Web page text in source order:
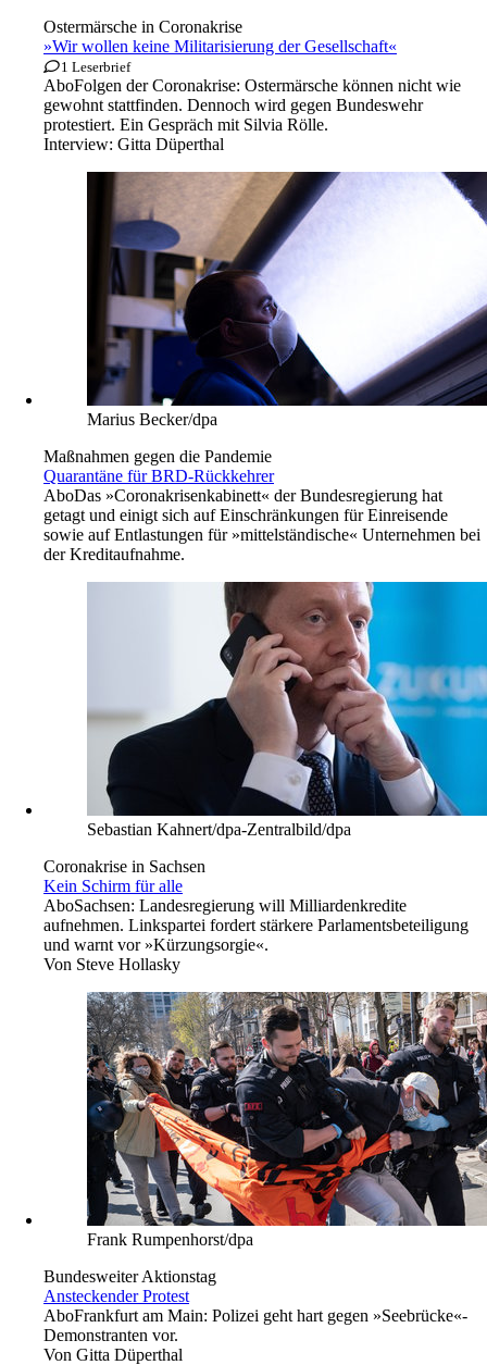
Ostermärsche in Coronakrise
»Wir wollen keine Militarisierung der Gesellschaft«
1 Leserbrief
AboFolgen der Coronakrise: Ostermärsche können nicht wie
gewohnt stattfinden. Dennoch wird gegen Bundeswehr
protestiert. Ein Gespräch mit Silvia Rölle.
Interview: Gitta Düperthal
Marius Becker/dpa
Maßnahmen gegen die Pandemie
Quarantäne für BRD-Rückkehrer
AboDas »Coronakrisenkabinett« der Bundesregierung hat
getagt und einigt sich auf Einschränkungen für Einreisende
sowie auf Entlastungen für »mittelständische« Unternehmen bei
der Kreditaufnahme.
Sebastian Kahnert/dpa-Zentralbild/dpa
Coronakrise in Sachsen
Kein Schirm für alle
AboSachsen: Landesregierung will Milliardenkredite
aufnehmen. Linkspartei fordert stärkere Parlamentsbeteiligung
und warnt vor »Kürzungsorgie«.
Von Steve Hollasky
Frank Rumpenhorst/dpa
Bundesweiter Aktionstag
Ansteckender Protest
AboFrankfurt am Main: Polizei geht hart gegen »Seebrücke«-
Demonstranten vor.
Von Gitta Düperthal